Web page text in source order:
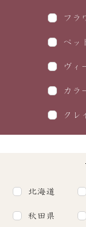
フラ
ペッ
ヴィ
カラ
クレ
北海道
秋田県